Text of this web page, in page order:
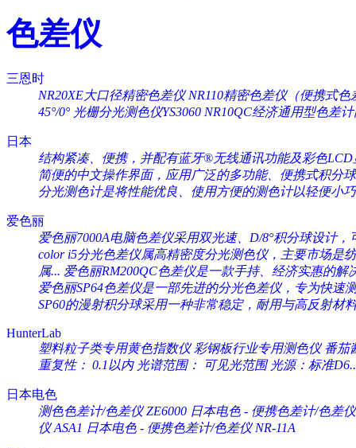
色差仪
三恩时
NR20XE大口径精密色差仪 NR110精密色差仪（便携式色
45°/0° 光栅分光测色仪YS3060 NR10QC经济通用型色差
日本
结构紧凑、便携，并配有蓝牙®无线通讯功能及彩色LCD
简便的中文操作界面，应用广泛的多功能、便携式积分
分光测色计是将性能优良、使用方便的测色计以轻便小
爱色丽
爱色丽7000A电脑色差仪采用双光速、D/8°积分球设计，
color i5分光色差仪属高精密度分光测色仪，主要市场是
属... 爱色丽RM200QC色差仪是一款手持、经济实惠的解
爱色丽SP64色差仪是一部先进的分光色差仪，专为快速
SP60的漫射积分球采用一种非常稳定，耐用与高反射材料
HunterLab
塑料粒子类专用黄色指数仪 彩钢板行业专用测色仪 番茄
重复性： 0.1以内 光谱范围： 可见光范围 光源：标准
日本电色
测色色差计/色差仪 ZE6000 日本电色 - 便携色差计/色差
仪 ASA1 日本电色 - 便携色差计/色差仪 NR-11A